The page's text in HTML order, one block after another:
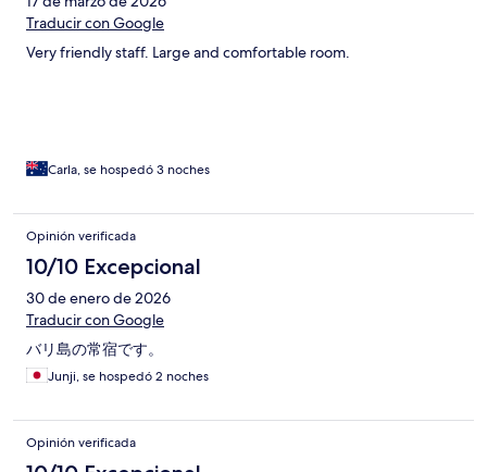
Traducir con Google
Very friendly staff. Large and comfortable room.
Carla, se hospedó 3 noches
Opinión verificada
10/10 Excepcional
30 de enero de 2026
Traducir con Google
バリ島の常宿です。
Junji, se hospedó 2 noches
Opinión verificada